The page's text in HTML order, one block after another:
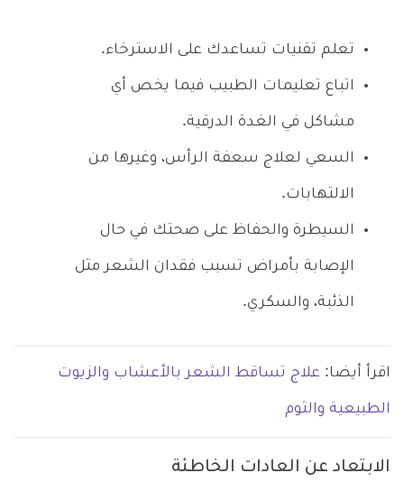
تعلم تقنيات تساعدك على الاسترخاء.
اتباع تعليمات الطبيب فيما يخص أي
مشاكل في الغدة الدرقية.
السعي لعلاج سعفة الرأس، وغيرها من
الالتهابات.
السيطرة والحفاظ على صحتك في حال
الإصابة بأمراض تسبب فقدان الشعر مثل
الذئبة، والسكري.
اقرأ أيضا: علاج تساقط الشعر بالأعشاب والزيوت
الطبيعية والثوم
الابتعاد عن العادات الخاطئة